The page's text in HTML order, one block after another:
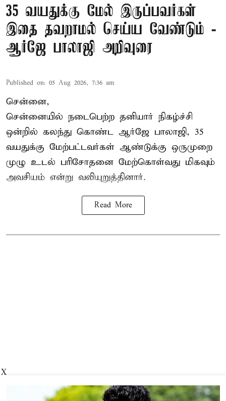
35 வயதுக்கு மேல் இருப்பவர்கள்
இதை தவறாமல் செய்ய வேண்டும் -
ஆர்ஜே பாலாஜி அறிவுரை
Published on: 05 Aug 2026, 7:36 am
சென்னை,
சென்னையில் நடைபெற்ற தனியார் நிகழ்ச்சி
ஒன்றில் கலந்து கொண்ட ஆர்ஜே பாலாஜி, 35
வயதுக்கு மேற்பட்டவர்கள் ஆண்டுக்கு ஒருமுறை
முழு உடல் பரிசோதனை மேற்கொள்வது மிகவும்
அவசியம் என்று வலியுறுத்தினார்.
Read More
X